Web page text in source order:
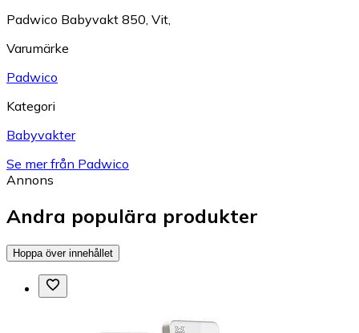
Padwico Babyvakt 850, Vit,
Varumärke
Padwico
Kategori
Babyvakter
Se mer från Padwico
Annons
Andra populära produkter
Hoppa över innehållet